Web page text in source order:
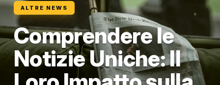
ALTRE NEWS
Comprendere le
Notizie Uniche: Il